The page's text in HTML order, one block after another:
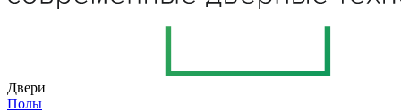
Двери
Полы